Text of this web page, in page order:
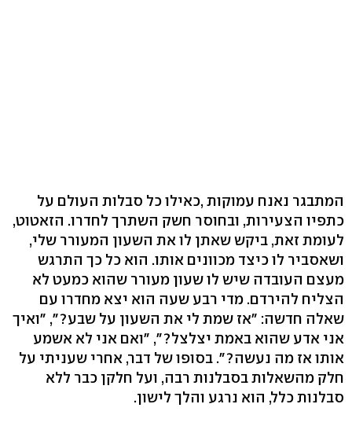
המתבגר נאנח עמוקות ,כאילו כל סבלות העולם על
כתפיו הצעירות, ובחוסר חשק השתרך לחדרו. הזאטוט,
לעומת זאת, ביקש שאתן לו את השעון המעורר שלי,
ושאסביר לו כיצד מכוונים אותו. הוא כל כך התרגש
מעצם העובדה שיש לו שעון מעורר שהוא כמעט לא
הצליח להירדם. מדי רבע שעה הוא יצא מחדרו עם
שאלה חדשה: "אז שמת לי את השעון על שבע?", "ואיך
אני אדע שהוא באמת יצלצל?", "ואם אני לא אשמע
אותו אז מה נעשה?". בסופו של דבר, אחרי שעניתי על
חלק מהשאלות בסבלנות רבה, ועל חלקן כבר ללא
סבלנות כלל, הוא נרגע והלך לישון.